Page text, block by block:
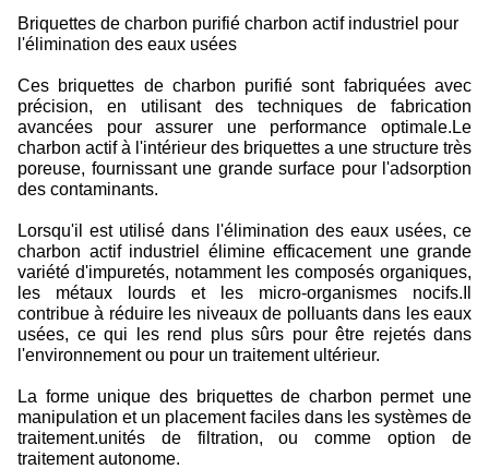
Briquettes de charbon purifié charbon actif industriel pour
l'élimination des eaux usées
Ces briquettes de charbon purifié sont fabriquées avec
précision, en utilisant des techniques de fabrication
avancées pour assurer une performance optimale.Le
charbon actif à l'intérieur des briquettes a une structure très
poreuse, fournissant une grande surface pour l'adsorption
des contaminants.
Lorsqu'il est utilisé dans l'élimination des eaux usées, ce
charbon actif industriel élimine efficacement une grande
variété d'impuretés, notamment les composés organiques,
les métaux lourds et les micro-organismes nocifs.Il
contribue à réduire les niveaux de polluants dans les eaux
usées, ce qui les rend plus sûrs pour être rejetés dans
l'environnement ou pour un traitement ultérieur.
La forme unique des briquettes de charbon permet une
manipulation et un placement faciles dans les systèmes de
traitement.unités de filtration, ou comme option de
traitement autonome.